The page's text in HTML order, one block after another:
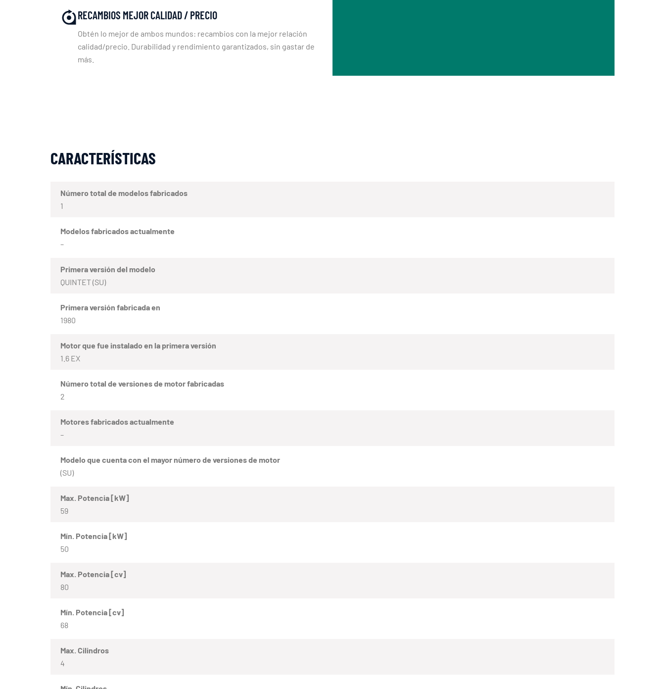
RECAMBIOS MEJOR CALIDAD / PRECIO
Obtén lo mejor de ambos mundos: recambios con la mejor relación
calidad/precio. Durabilidad y rendimiento garantizados, sin gastar de
más.
CARACTERÍSTICAS
Número total de modelos fabricados
1
Modelos fabricados actualmente
–
Primera versión del modelo
QUINTET (SU)
Primera versión fabricada en
1980
Motor que fue instalado en la primera versión
1.6 EX
Número total de versiones de motor fabricadas
2
Motores fabricados actualmente
–
Modelo que cuenta con el mayor número de versiones de motor
(SU)
Max. Potencia [kW]
59
Mín. Potencia [kW]
50
Max. Potencia [cv]
80
Mín. Potencia [cv]
68
Max. Cilindros
4